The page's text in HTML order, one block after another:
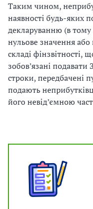
Таким чином,
наявності будь-яких
декларуванню (в тому
нульове значення
складі фінзвітності,
зобов’язані подавати
строки, передбачені
подають
його невід’ємною